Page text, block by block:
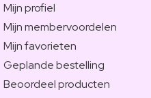
Mijn profiel
Mijn membervoordelen
Mijn favorieten
Geplande bestelling
Beoordeel producten